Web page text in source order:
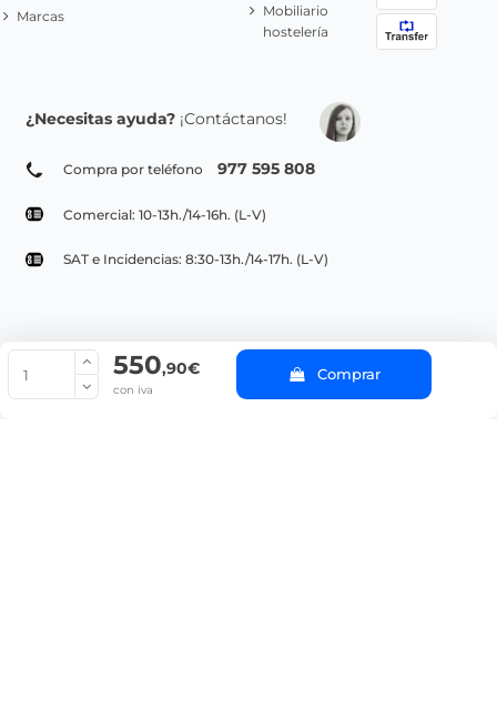
550,90€
con iva
Comprar
Marcas
Mobiliario
hostelería
¿Necesitas ayuda? ¡Contáctanos!
Compra por teléfono 977 595 808
Comercial: 10-13h./14-16h. (L-V)
SAT e Incidencias: 8:30-13h./14-17h. (L-V)
© Copyright 2022 PepeBar.com |
Aviso legal y
Condiciones generales de compra |